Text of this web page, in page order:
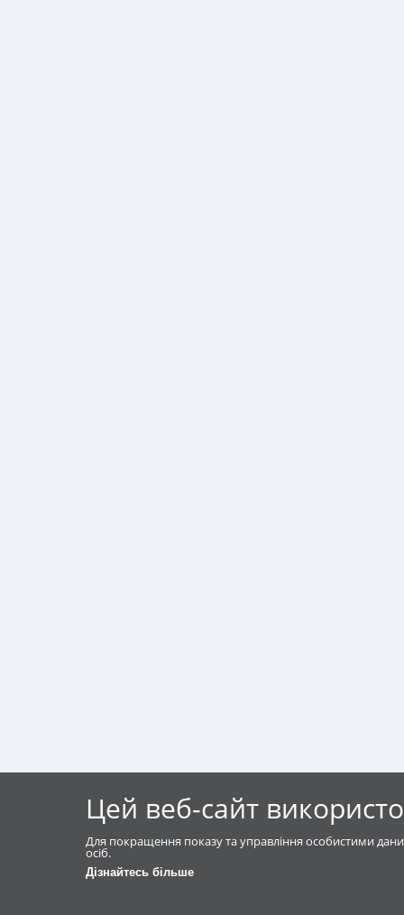
Цей веб-сайт
Для покращення показу та управління особистими
осіб.
Дізнайтесь більше